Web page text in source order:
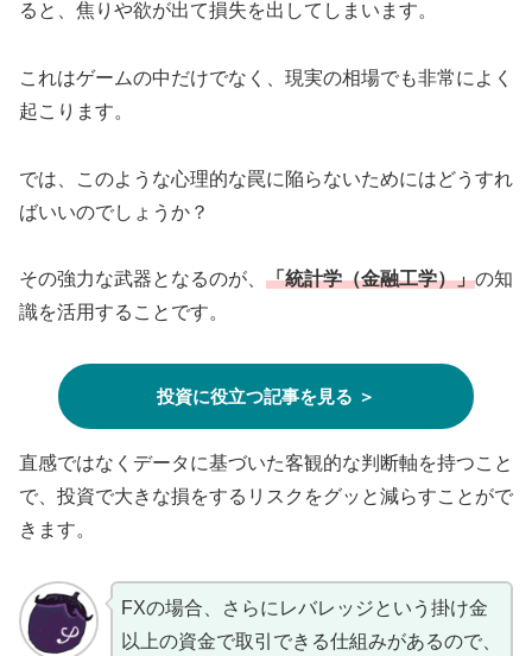
ると、焦りや欲が出て損失を出してしまいます。
これはゲームの中だけでなく、現実の相場でも非常によく
起こります。
では、このような心理的な罠に陥らないためにはどうすれ
ばいいのでしょうか？
その強力な武器となるのが、 「統計学（金融工学）」の知
識を活用することです。
投資に役立つ記事を見る ＞
直感ではなくデータに基づいた客観的な判断軸を持つこと
で、投資で大きな損をするリスクをグッと減らすことがで
きます。
FXの場合、さらにレバレッジという掛け金
以上の資金で取引できる仕組みがあるので、